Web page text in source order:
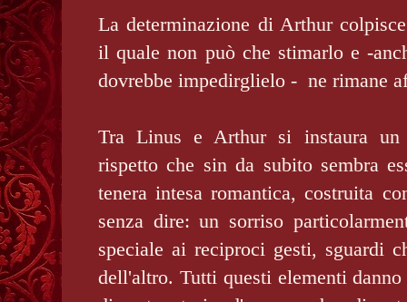
La determinazione di Arthur
il quale non può che stimarlo e -
dovrebbe impedirglielo - ne rimane
Tra Linus e Arthur si instaura un
rispetto che sin da subito sembra
tenera intesa romantica, costruita
senza dire: un sorriso
speciale ai reciproci gesti, sguardi
dell'altro. Tutti questi elementi